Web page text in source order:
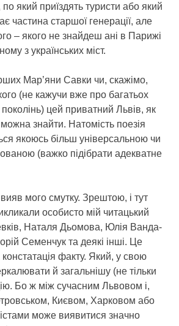
який приїздять туристи або який
частина старшої генерації, але
– якого не знайдеш ані в Парижі
з українських міст.
Мар’яни Савки чи, скажімо,
(не кажучи вже про багатьох
поколінь) цей приватний Львів, як
знайти. Натомість поезія
якоюсь більш універсальною чи
(важко підібрати адекватне
мого смутку. Зрештою, і тут
особисто мій читацький
Наталя Дьомова, Юлія Ванда-
Семенчук та деякі інші. Це
факту. Який, у свою
й загальнішу (не тільки
Бо ж між сучасним Львовом і,
Києвом, Харковом або
може виявитися значно